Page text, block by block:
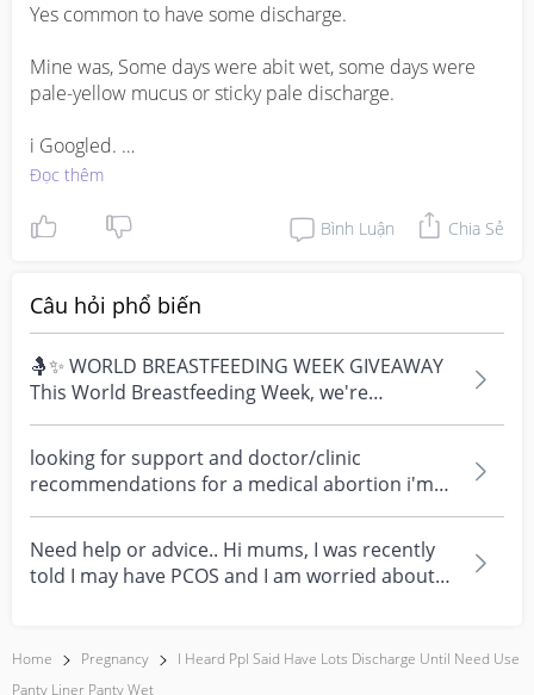
Yes common to have some discharge.
Mine was, Some days were abit wet, some days were
pale-yellow mucus or sticky pale discharge.
i Googled.
“A thick, yellow discharge without a smell can also be a
pregnancy. “
Đọc thêm
Bình Luận Chia Sẻ
Câu hỏi phổ biến
🤱✨ WORLD BREASTFEEDING WEEK GIVEAWAY
This World Breastfeeding Week, we're
celebrating every mum's fe...
looking for support and doctor/clinic
recommendations for a medical abortion i'm
feeling really over...
Need help or advice.. Hi mums, I was recently
told I may have PCOS and I am worried about
Home Pregnancy
I Heard Ppl Said Have Lots Discharge Until Need Use
Panty Liner Panty Wet